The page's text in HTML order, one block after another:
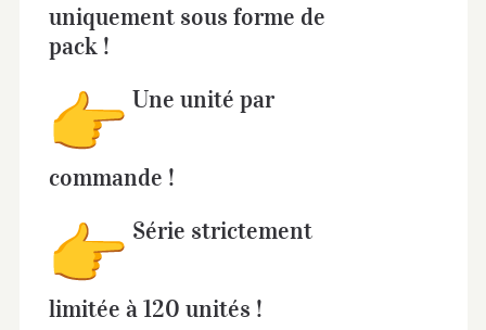
uniquement sous forme de
pack !
Une unité par
commande !
Série strictement
limitée à 120 unités !